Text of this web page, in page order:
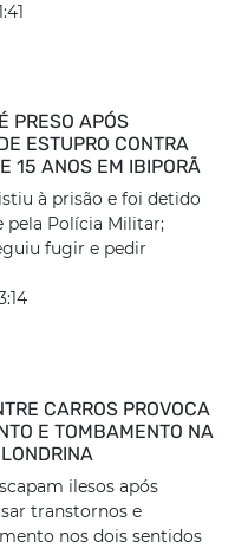
PRESO APÓS
ESTUPRO CONTRA
15 ANOS EM IBIPORÃ
à prisão e foi detido
pela Polícia Militar;
fugir e pedir
CARROS PROVOCA
E TOMBAMENTO NA
ilesos após
transtornos e
nos dois sentidos